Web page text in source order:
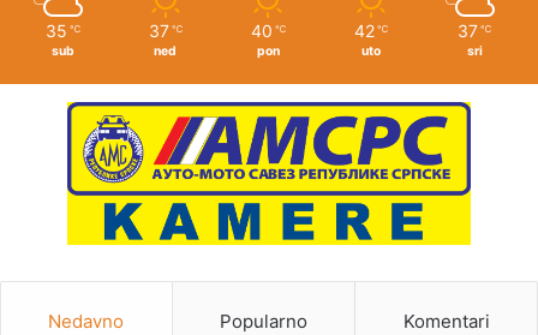
35 ℃
sub
37 ℃
ned
40 ℃
pon
42 ℃
uto
37 ℃
sri
Nedavno Popularno Komentari